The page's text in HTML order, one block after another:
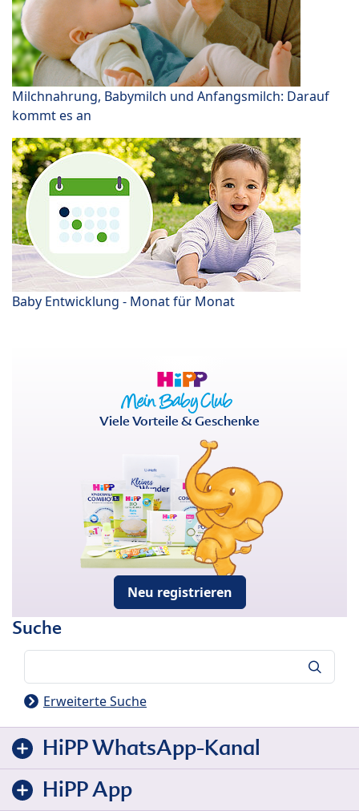
Milchnahrung, Babymilch und Anfangsmilch: Darauf
kommt es an
Baby Entwicklung - Monat für Monat
Viele Vorteile & Geschenke
Neu registrieren
Suche
Erweiterte Suche
HiPP WhatsApp-Kanal
HiPP App